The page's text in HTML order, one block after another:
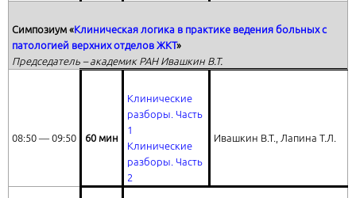
Симпозиум «Клиническая логика в практике ведения больных с
патологией верхних отделов ЖКТ»
Председатель – академик РАН Ивашкин В.Т.
08:50 ― 09:50 60 мин
Клинические
разборы. Часть
1
Клинические
разборы. Часть
2
Ивашкин В.Т., Лапина Т.Л.